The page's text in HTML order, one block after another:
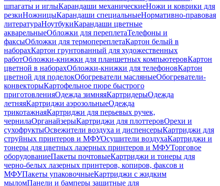
шпагаты и иглыКарандаши механическиеНожи и коврики для
резкиНожницыКарандаши специальныеНормативно-правовая
литератураНоутбукиКарандаши цветные
акварельныеОбложки для переплетаТелефоны и
факсыОбложки для термопереплетаКартон белый в
наборахКартон грунтованный для художественных
работОбложки-книжки для планшетных компьютеровКартон
цветной в наборахОбложки-книжки для телефоновКартон
цветной для поделокОбогреватели масляныеОбогреватели-
конвекторыКартофельное пюре быстрого
приготовленияОдежда зимняяКартридерыОдежда
летняяКартриджи аэрозольныеОдежда
трикотажнаяКартриджи для перьевых ручек,
чернилаОрганайзерыКартриджи для плоттеровОрехи и
сухофруктыОсвежители воздуха и диспенсерыКартриджи для
струйных принтеров и МФУОсушители воздухаКартриджи и
тонеры для цветных лазерных принтеров и МФУТорговое
оборудованиеПакеты почтовыеКартриджи и тонеры для
черно-белых лазерных принтеров, копиров, факсов и
МФУПакеты упаковочныеКартриджи с жидким
мыломПанели и бамперы защитные для